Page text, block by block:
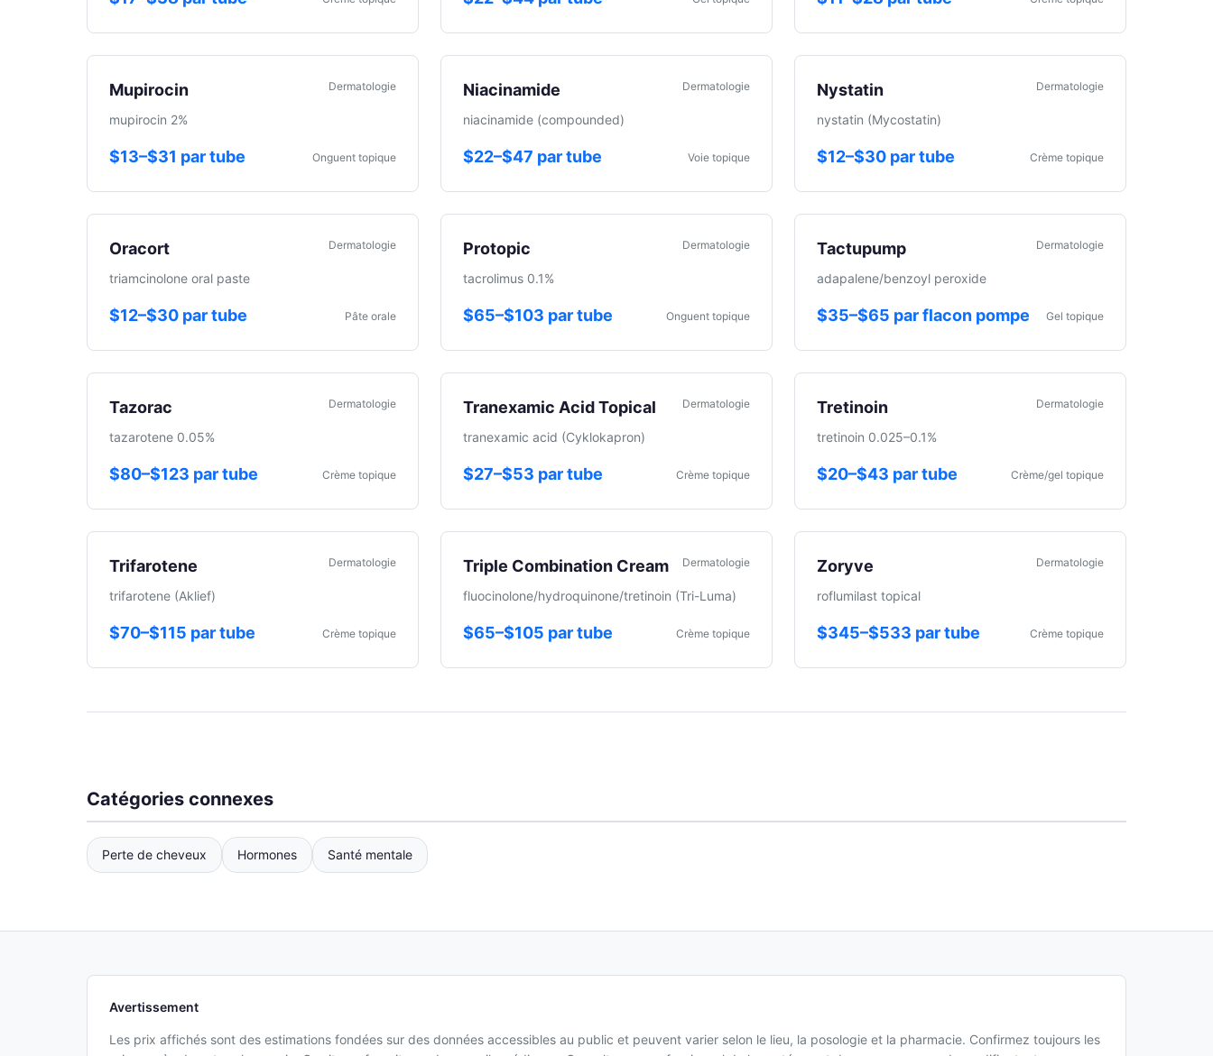
Mupirocin Dermatologie
mupirocin 2%
$13–$31 par tube Onguent topique
Niacinamide Dermatologie
niacinamide (compounded)
$22–$47 par tube Voie topique
Nystatin Dermatologie
nystatin (Mycostatin)
$12–$30 par tube Crème topique
Oracort Dermatologie
triamcinolone oral paste
$12–$30 par tube Pâte orale
Protopic Dermatologie
tacrolimus 0.1%
$65–$103 par tube Onguent topique
Tactupump Dermatologie
adapalene/benzoyl peroxide
$35–$65 par flacon pompe Gel topique
Tazorac Dermatologie
tazarotene 0.05%
$80–$123 par tube Crème topique
Tranexamic Acid Topical Dermatologie
tranexamic acid (Cyklokapron)
$27–$53 par tube Crème topique
Tretinoin Dermatologie
tretinoin 0.025–0.1%
$20–$43 par tube Crème/gel topique
Trifarotene Dermatologie
trifarotene (Aklief)
$70–$115 par tube Crème topique
Triple Combination Cream Dermatologie
fluocinolone/hydroquinone/tretinoin (Tri-Luma)
$65–$105 par tube Crème topique
Zoryve Dermatologie
roflumilast topical
$345–$533 par tube Crème topique
Catégories connexes
Perte de cheveux Hormones Santé mentale
Avertissement
Les prix affichés sont des estimations fondées sur des données accessibles au public et peuvent varier selon le lieu, la posologie et la pharmacie. Confirmez toujours les